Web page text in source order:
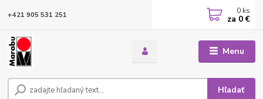
Menu
Hľadať
+421 905 531 251 0 ks
za 0 €